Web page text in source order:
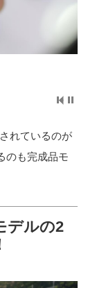
れているのが
のも完成品モ
デルの2